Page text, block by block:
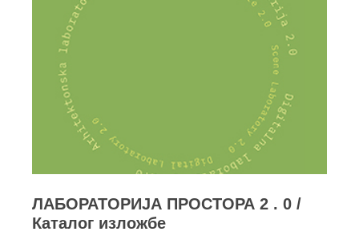
ЛАБОРАТОРИЈА ПРОСТОРА 2 . 0 /
Каталог изложбе